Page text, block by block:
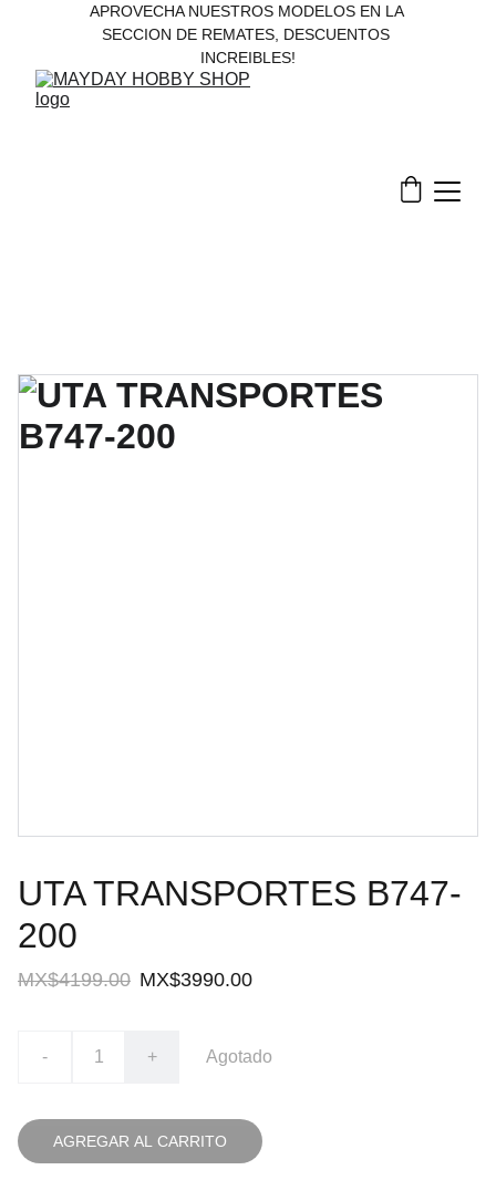
APROVECHA NUESTROS MODELOS EN LA
SECCION DE REMATES, DESCUENTOS
INCREIBLES!
UTA TRANSPORTES B747-
200
MX$4199.00 MX$3990.00
- + Agotado
AGREGAR AL CARRITO